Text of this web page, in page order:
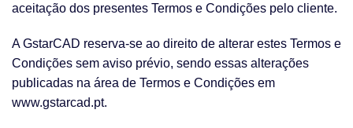
aceitação dos presentes Termos e Condições pelo cliente.
A GstarCAD reserva-se ao direito de alterar estes Termos e
Condições sem aviso prévio, sendo essas alterações
publicadas na área de Termos e Condições em
www.gstarcad.pt.